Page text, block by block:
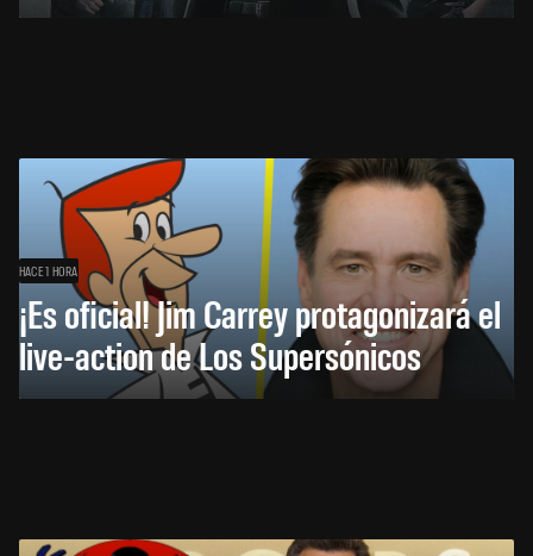
HACE 1 HORA
¡Es oficial! Jim Carrey protagonizará el
live-action de Los Supersónicos